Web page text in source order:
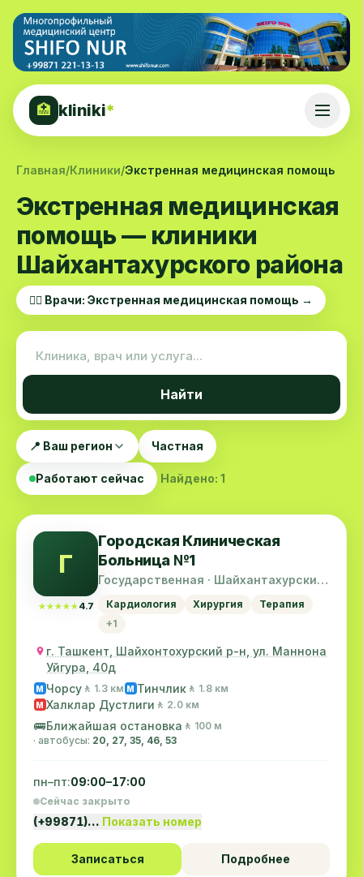
🏥 kliniki*
Главная/Клиники/Экстренная медицинская помощь
Экстренная медицинская
помощь — клиники
Шайхантахурского района
👨‍⚕️ Врачи: Экстренная медицинская помощь →
Найти
📍 Ваш регион Частная
Работают сейчас Найдено: 1
Г
★★★★★
★★★★★ 4.7
Городская Клиническая
Больница №1
Государственная · Шайхантахурский
Кардиология Хирургия
Терапия
+1
г. Ташкент, Шайхонтохурский р-н, ул. Маннона
Уйгура, 40д
M Чорсу 🚶 1.3 км M Тинчлик 🚶 1.8 км
M Халклар Дустлиги 🚶 2.0 км
🚌Ближайшая остановка 🚶 100 м
· автобусы: 20, 27, 35, 46, 53
пн–пт:09:00–17:00
Сейчас закрыто
(+99871)… Показать номер
Записаться Подробнее